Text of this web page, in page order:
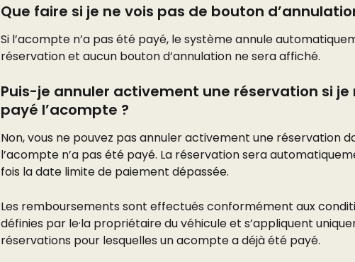
Que faire si je ne vois pas de bouton
Si l’acompte n’a pas été payé, le système annule
réservation et aucun bouton d’annulation ne sera affiché.
Puis-je annuler activement une réservation si je
payé l’acompte ?
Non, vous ne pouvez pas annuler activement une réservation
l’acompte n’a pas été payé. La réservation sera
fois la date limite de paiement dépassée.
Les remboursements sont effectués conformément aux
définies par le·la propriétaire du véhicule et s’appliquent
réservations pour lesquelles un acompte a déjà été payé.